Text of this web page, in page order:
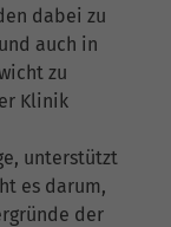
dabei zu
auch in
zu
Klinik
unterstützt
es darum,
der